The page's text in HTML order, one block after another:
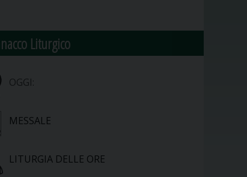
Liturgico
OGGI:
MESSALE
LITURGIA DELLE ORE